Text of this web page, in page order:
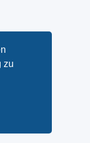
zu